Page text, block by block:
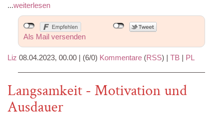
...weiterlesen
Als Mail versenden
Liz 08.04.2023, 00.00 | (6/0) Kommentare (RSS) | TB | PL
Langsamkeit - Motivation und
Ausdauer